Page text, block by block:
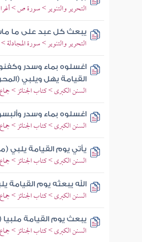
التحرير والتنوير > سورة ص >
يبعث كل عبد على ما
التحرير والتنوير > سورة المجادلة
اغسلوه بماء وسدر
القيامة يهل ويلبي
السنن الكبرى > كتاب الجنائز >
اغسلوه بماء وسدر
السنن الكبرى > كتاب الجنائز >
يأتي يوم القيامة يلبي
السنن الكبرى > كتاب الجنائز >
الله يبعثه يوم القيامة
السنن الكبرى > كتاب الجنائز >
يبعث يوم القيامة
السنن الكبرى > كتاب الجنائز >